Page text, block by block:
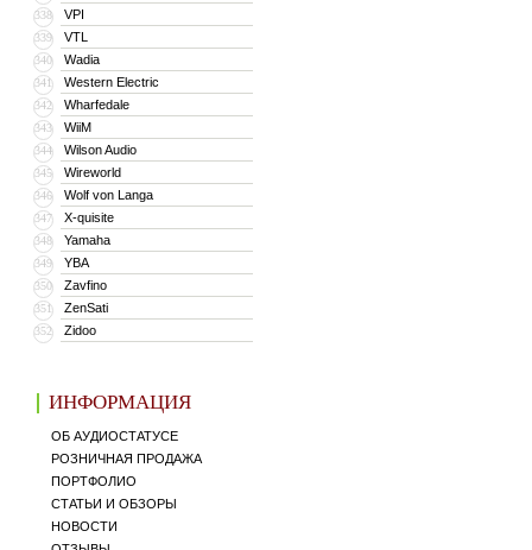
338 VPI
339 VTL
340 Wadia
341 Western Electric
342 Wharfedale
343 WiiM
344 Wilson Audio
345 Wireworld
346 Wolf von Langa
347 X-quisite
348 Yamaha
349 YBA
350 Zavfino
351 ZenSati
352 Zidoo
ИНФОРМАЦИЯ
ОБ АУДИОСТАТУСЕ
РОЗНИЧНАЯ ПРОДАЖА
ПОРТФОЛИО
СТАТЬИ И ОБЗОРЫ
НОВОСТИ